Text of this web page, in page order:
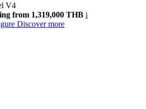
V4
from 1,319,000 THB i
Discover more